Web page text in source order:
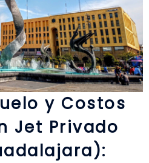
y Costos
Jet Privado